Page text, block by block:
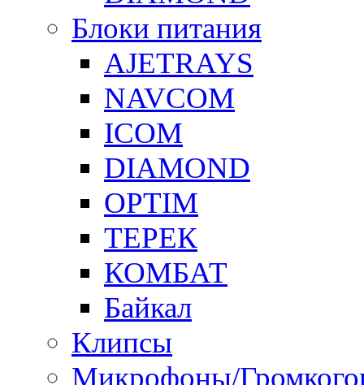
Блоки питания
AJETRAYS
NAVCOM
ICOM
DIAMOND
OPTIM
ТЕРЕК
КОМБАТ
Байкал
Клипсы
Микрофоны/